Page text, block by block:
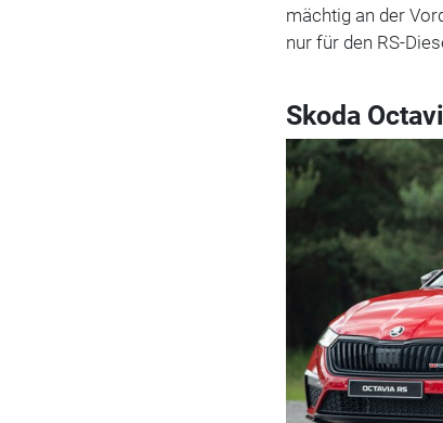
mächtig an der
nur für den RS-
Skoda